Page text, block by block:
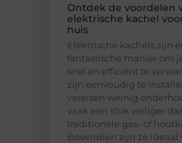
Ontdek de voordelen
elektrische kachel
huis
Elektrische kachels zijn
fantastische manier om
snel en efficiënt te
zijn eenvoudig te
vereisen weinig
vaak een stuk veiliger
traditionele gas- of
Bovendien zijn ze ideaal